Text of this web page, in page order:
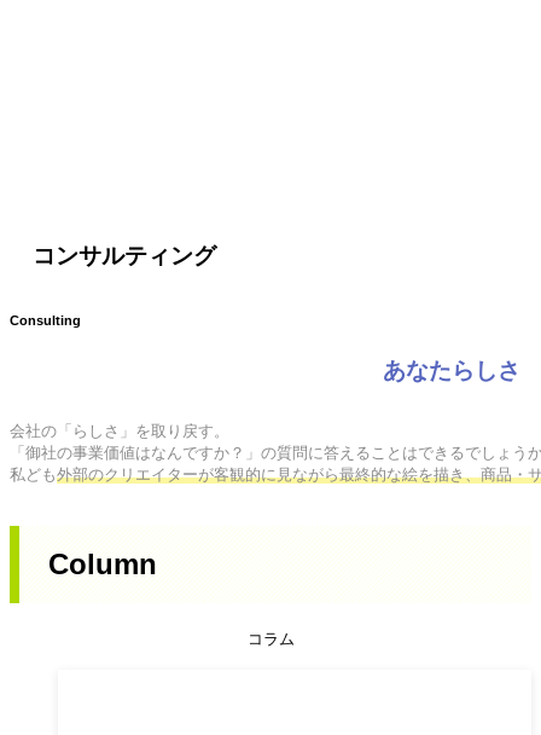
コンサルティング
Consulting
あなたらしさ
会社の「らしさ」を取り戻す。
「御社の事業価値はなんですか？」の質問に答えることはできるでしょう
私ども外部のクリエイターが客観的に見ながら最終的な絵を描き、商品・
Column
コラム